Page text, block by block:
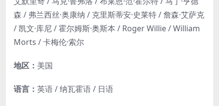
森 / 弗兰西丝·奥康纳 / 克里斯蒂安·史莱特 / 詹森·艾萨克
/ 凯文·库尼 / 霍尔姆斯·奥斯本 / Roger Willie / William
Morts / 卡梅伦·索尔
地区： 美国
语言： 英语 / 纳瓦霍语 / 日语